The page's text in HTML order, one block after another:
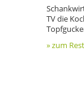
TV die
» zum